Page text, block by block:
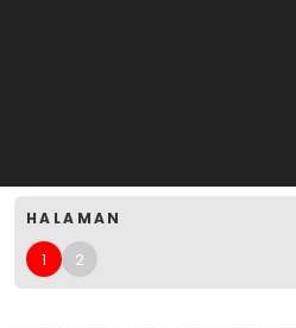
HALAMAN
1 2